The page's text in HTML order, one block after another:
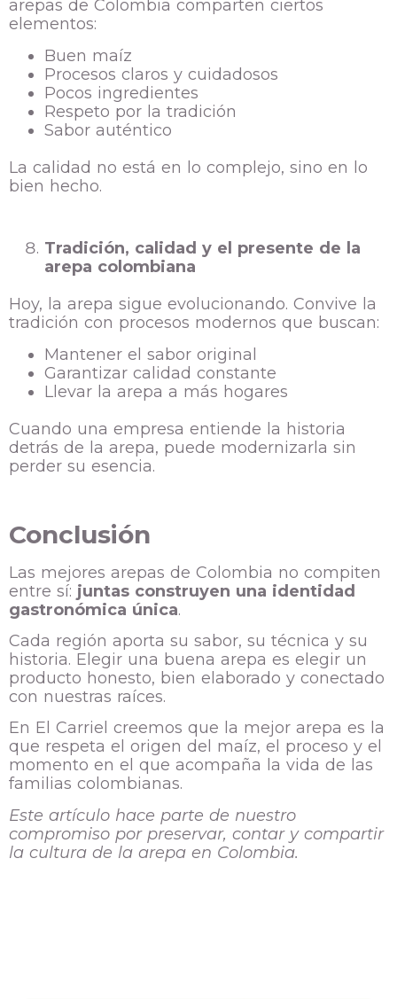
arepas de Colombia comparten ciertos
elementos:
Buen maíz
Procesos claros y cuidadosos
Pocos ingredientes
Respeto por la tradición
Sabor auténtico
La calidad no está en lo complejo, sino en lo
bien hecho.
Tradición, calidad y el presente de la
arepa colombiana
Hoy, la arepa sigue evolucionando. Convive la
tradición con procesos modernos que buscan:
Mantener el sabor original
Garantizar calidad constante
Llevar la arepa a más hogares
Cuando una empresa entiende la historia
detrás de la arepa, puede modernizarla sin
perder su esencia.
Conclusión
Las mejores arepas de Colombia no compiten
entre sí: juntas construyen una identidad
gastronómica única.
Cada región aporta su sabor, su técnica y su
historia. Elegir una buena arepa es elegir un
producto honesto, bien elaborado y conectado
con nuestras raíces.
En El Carriel creemos que la mejor arepa es la
que respeta el origen del maíz, el proceso y el
momento en el que acompaña la vida de las
familias colombianas.
Este artículo hace parte de nuestro
compromiso por preservar, contar y compartir
la cultura de la arepa en Colombia.